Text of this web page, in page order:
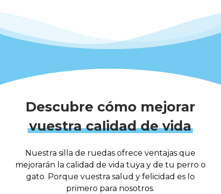
Descubre cómo mejorar
vuestra calidad de vida
Nuestra silla de ruedas ofrece ventajas que
mejorarán la calidad de vida tuya y de tu perro o
gato. Porque vuestra salud y felicidad es lo
primero para nosotros.